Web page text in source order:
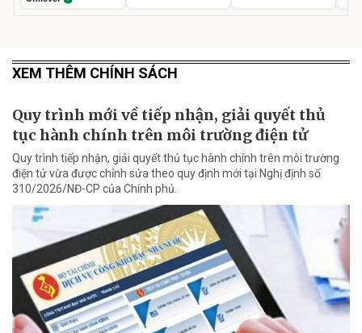
XEM THÊM CHÍNH SÁCH
Quy trình mới về tiếp nhận, giải quyết thủ
tục hành chính trên môi trường điện tử
Quy trình tiếp nhận, giải quyết thủ tục hành chính trên môi trường
điện tử vừa được chỉnh sửa theo quy định mới tại Nghị định số
310/2026/NĐ-CP của Chính phủ.